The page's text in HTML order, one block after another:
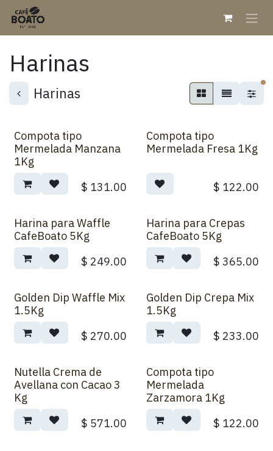
Skip to Content
Harinas
Harinas
Compota tipo
Mermelada Manzana
1Kg
$ 131.00
Compota tipo
Mermelada Fresa 1Kg
$ 122.00
Harina para Waffle
CafeBoato 5Kg
$ 249.00
Harina para Crepas
CafeBoato 5Kg
$ 365.00
Golden Dip Waffle Mix
1.5Kg
$ 270.00
Golden Dip Crepa Mix
1.5Kg
$ 233.00
Nutella Crema de
Avellana con Cacao 3
Kg
$ 571.00
Compota tipo
Mermelada
Zarzamora 1Kg
$ 122.00